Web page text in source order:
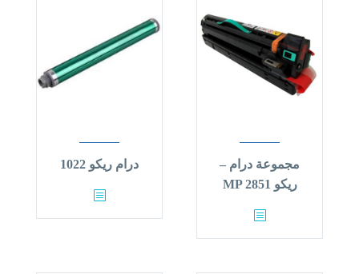
مجموعة درام –
ريكو MP 2851
درام ريكو 1022